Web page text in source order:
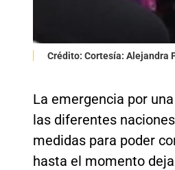
Crédito: Cortesía: Alejandra
La emergencia por una
las diferentes
medidas para poder
hasta el momento deja